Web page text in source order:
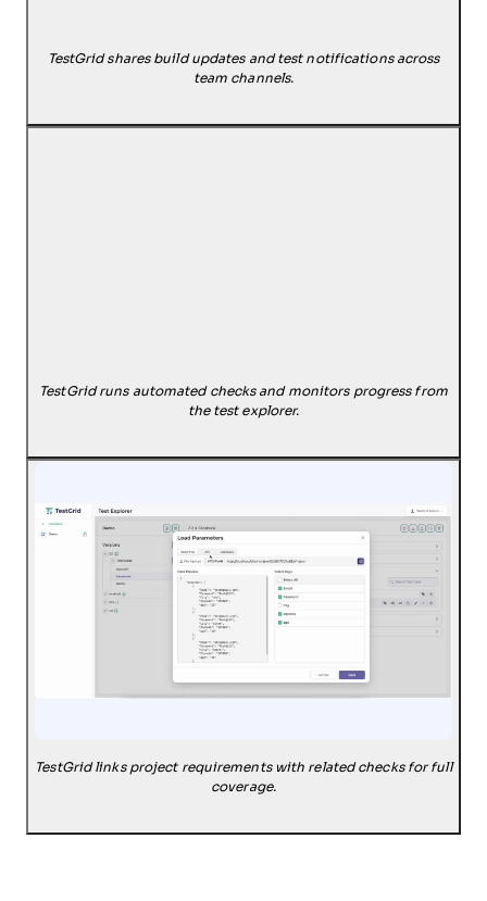
TestGrid shares build updates and test notifications across
team channels.
TestGrid runs automated checks and monitors progress from
the test explorer.
TestGrid links project requirements with related checks for full
coverage.